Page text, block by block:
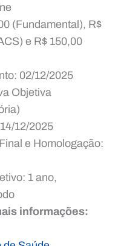
(Fundamental), R$
e R$ 150,00
02/12/2025
Objetiva
12/2025
e Homologação:
1 ano,
informações: